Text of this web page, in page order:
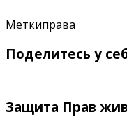
Меткиправа
Поделитесь у
Защита Прав